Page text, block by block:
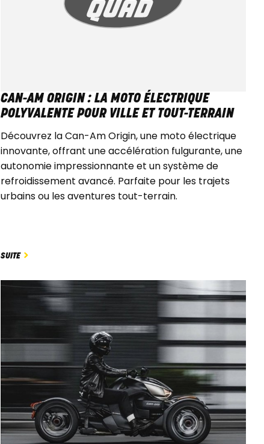
CAN-AM ORIGIN : LA MOTO ÉLECTRIQUE
POLYVALENTE POUR VILLE ET TOUT-TERRAIN
Découvrez la Can-Am Origin, une moto électrique
innovante, offrant une accélération fulgurante, une
autonomie impressionnante et un système de
refroidissement avancé. Parfaite pour les trajets
urbains ou les aventures tout-terrain.
SUITE